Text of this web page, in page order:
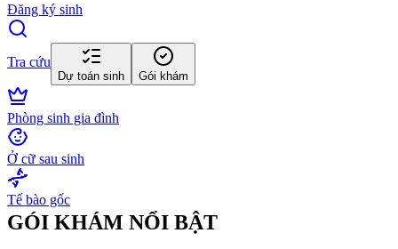
Đăng ký sinh
Tra cứu
Dự toán sinh Gói khám
Phòng sinh gia đình
Ở cữ sau sinh
Tế bào gốc
GÓI KHÁM NỔI BẬT